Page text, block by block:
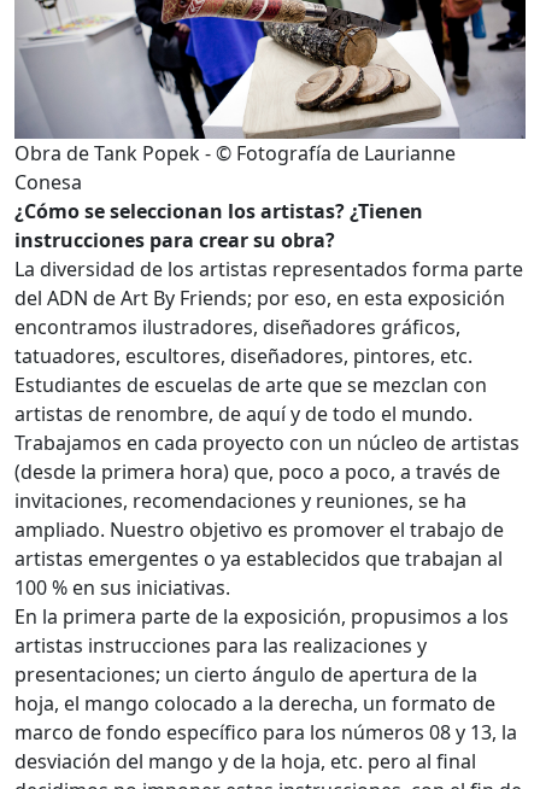
Obra de Tank Popek - © Fotografía de Laurianne
Conesa
¿Cómo se seleccionan los artistas? ¿Tienen
instrucciones para crear su obra?
La diversidad de los artistas representados forma parte
del ADN de Art By Friends; por eso, en esta exposición
encontramos ilustradores, diseñadores gráficos,
tatuadores, escultores, diseñadores, pintores, etc.
Estudiantes de escuelas de arte que se mezclan con
artistas de renombre, de aquí y de todo el mundo.
Trabajamos en cada proyecto con un núcleo de artistas
(desde la primera hora) que, poco a poco, a través de
invitaciones, recomendaciones y reuniones, se ha
ampliado. Nuestro objetivo es promover el trabajo de
artistas emergentes o ya establecidos que trabajan al
100 % en sus iniciativas.
En la primera parte de la exposición, propusimos a los
artistas instrucciones para las realizaciones y
presentaciones; un cierto ángulo de apertura de la
hoja, el mango colocado a la derecha, un formato de
marco de fondo específico para los números 08 y 13, la
desviación del mango y de la hoja, etc. pero al final